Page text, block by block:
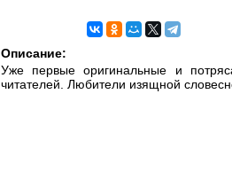
Описание:
Уже первые оригинальные и
читателей. Любители изящной